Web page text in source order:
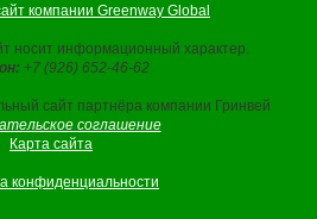
компании Greenway Global
носит информационный характер.
+7 (926) 652-46-62
сайт партнёра компании Гринвей
соглашение
Карта сайта
конфиденциальности